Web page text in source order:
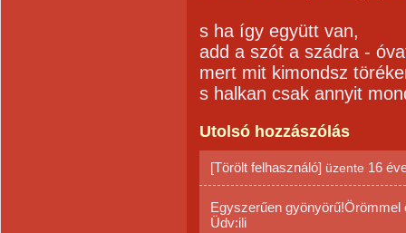
s ha így együtt van,
add a szót a szádra -
mert mit kimondsz
s halkan csak annyit
Utolsó hozzászólás
[Törölt felhasználó] üzente 16
Egyszerűen
Üdv:ili